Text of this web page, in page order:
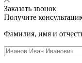
Заказать звонок
Получите
Фамилия, имя и